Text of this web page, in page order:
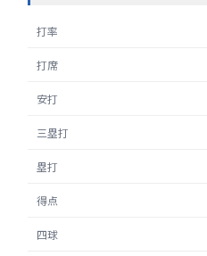
打率
打席
安打
三塁打
塁打
得点
四球